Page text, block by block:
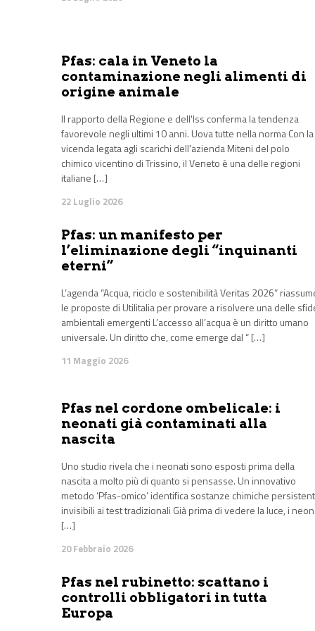
Pfas: cala in Veneto la
contaminazione negli alimenti di
origine animale
Il rapporto della Regione e dell'Iss conferma la tendenza
favorevole negli ultimi 10 anni. Uova tutte nella norma Con la
vicenda legata agli scarichi dell'azienda Miteni del polo
chimico vicentino di Trissino, il Veneto è una delle regioni
italiane […]
22 Luglio 2026
Pfas: un manifesto per
l’eliminazione degli “inquinanti
eterni”
L’agenda “Acqua, riciclo e sostenibilità Veritas 2026”
le proposte di Utilitalia per provare a risolvere una delle
ambientali emergenti L’accesso all’acqua è un diritto umano
universale. Un diritto che, come emerge dal “ […]
11 Maggio 2026
Pfas nel cordone ombelicale: i
neonati già contaminati alla
nascita
Uno studio rivela che i neonati sono esposti prima della
nascita a molto più di quanto si pensasse. Un innovativo
metodo ‘Pfas-omico’ identifica sostanze chimiche
invisibili ai test tradizionali Già prima di vedere la luce, i
[…]
20 Febbraio 2026
Pfas nel rubinetto: scattano i
controlli obbligatori in tutta
Europa